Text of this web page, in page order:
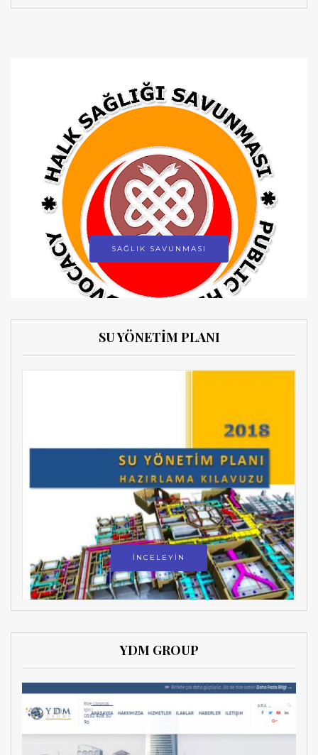
SAĞLIK SAVUNMASI
SU YÖNETİM PLANI
İNCELEYİN
YDM GROUP